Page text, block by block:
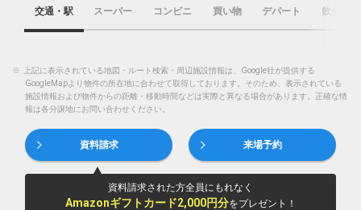
交通・駅 スーパー コンビニ 買い物 デパート 飲食店
※
上記に表示されている地図・ルート検索・周辺施設情報は、Google社が提供する
GoogleMapより物件の所在地に合わせて取得しております。そのため、表示されている
施設情報および物件からの距離・移動時間などは実際と異なる場合があります。正確な情
報は各分譲地にお問い合わせください。
資料請求 来場予約
資料請求された方全員にもれなく
Amazonギフトカード2,000円分をプレゼント！